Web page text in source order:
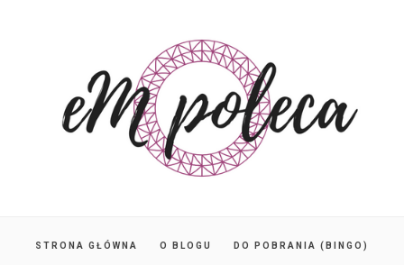
STRONA GŁÓWNA O BLOGU DO POBRANIA (BINGO)